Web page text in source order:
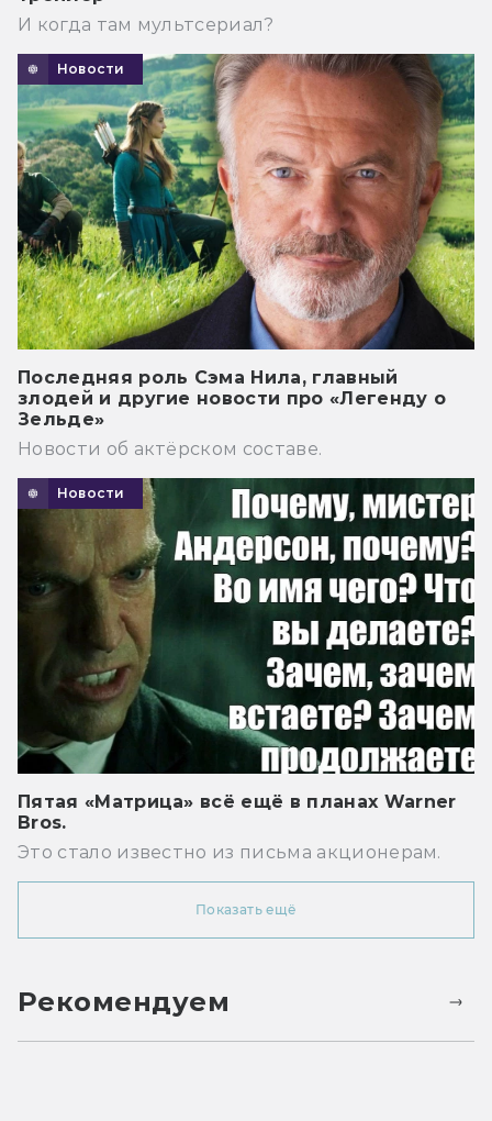
И когда там мультсериал?
Новости
Последняя роль Сэма Нила, главный
злодей и другие новости про «Легенду о
Зельде»
Новости об актёрском составе.
Новости
Пятая «Матрица» всё ещё в планах Warner
Bros.
Это стало известно из письма акционерам.
Показать ещё
Рекомендуем